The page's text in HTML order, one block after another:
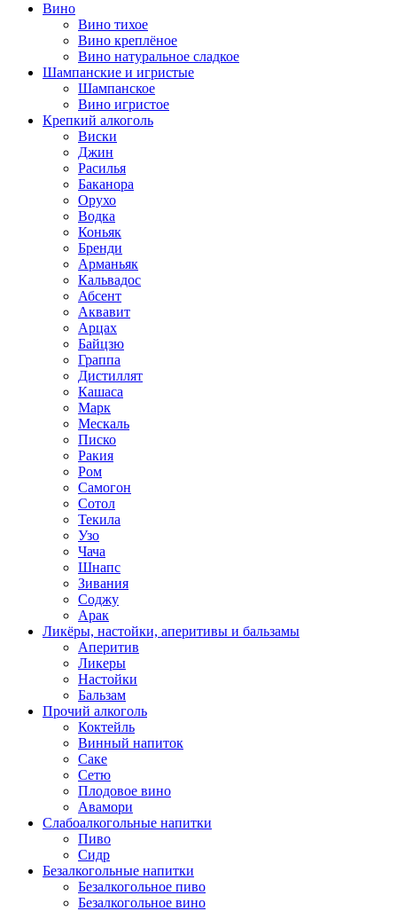
Вино
Вино тихое
Вино креплёное
Вино натуральное сладкое
Шампанские и игристые
Шампанское
Вино игристое
Крепкий алкоголь
Виски
Джин
Расилья
Баканора
Орухо
Водка
Коньяк
Бренди
Арманьяк
Кальвадос
Абсент
Аквавит
Арцах
Байцзю
Граппа
Дистиллят
Кашаса
Марк
Мескаль
Писко
Ракия
Ром
Самогон
Сотол
Текила
Узо
Чача
Шнапс
Зивания
Соджу
Арак
Ликёры, настойки, аперитивы и бальзамы
Аперитив
Ликеры
Настойки
Бальзам
Прочий алкоголь
Коктейль
Винный напиток
Саке
Сетю
Плодовое вино
Авамори
Слабоалкогольные напитки
Пиво
Сидр
Безалкогольные напитки
Безалкогольное пиво
Безалкогольное вино